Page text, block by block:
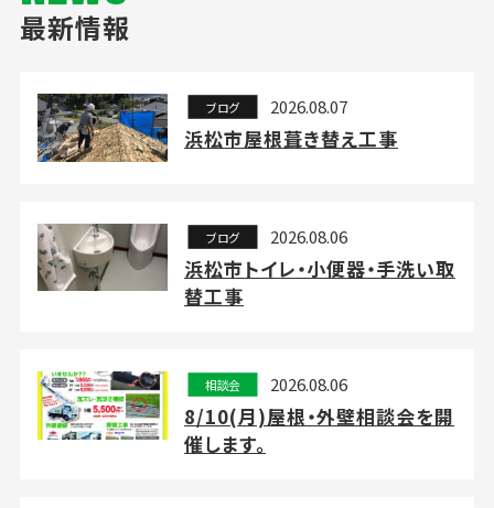
最新情報
ブログ 2026.08.07
浜松市屋根葺き替え工事
ブログ 2026.08.06
浜松市トイレ・小便器・手洗い取
替工事
相談会 2026.08.06
8/10(月)屋根・外壁相談会を開
催します。